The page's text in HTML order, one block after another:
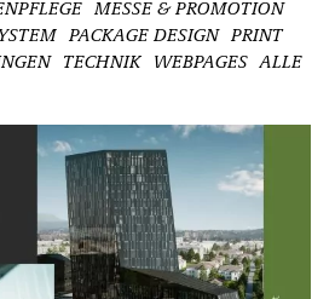
MESSE & PROMOTION
PACKAGE DESIGN
PRINT
TECHNIK WEBPAGES ALLE